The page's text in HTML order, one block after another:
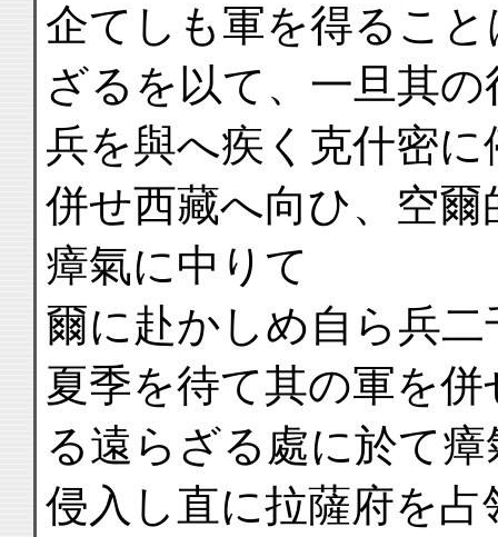
企てしも軍を得るこ
ざるを以て、一旦其
兵を與へ疾く克什密
併せ西藏へ向ひ、空
瘴氣に中りて
爾に赴かしめ自ら兵
夏季を待て其の軍を
る遠らざる處に於て
侵入し直に拉薩府を